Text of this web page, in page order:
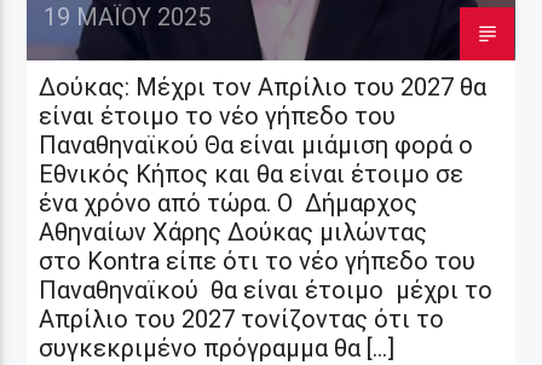
19 ΜΑΪ́ΟΥ 2025
Δούκας: Μέχρι τον Απρίλιο του 2027 θα
είναι έτοιμο το νέο γήπεδο του
Παναθηναϊκού Θα είναι μιάμιση φορά ο
Εθνικός Κήπος και θα είναι έτοιμο σε
ένα χρόνο από τώρα. Ο Δήμαρχος
Αθηναίων Χάρης Δούκας μιλώντας
στο Kontra είπε ότι το νέο γήπεδο του
Παναθηναϊκού θα είναι έτοιμο μέχρι το
Απρίλιο του 2027 τονίζοντας ότι το
συγκεκριμένο πρόγραμμα θα […]